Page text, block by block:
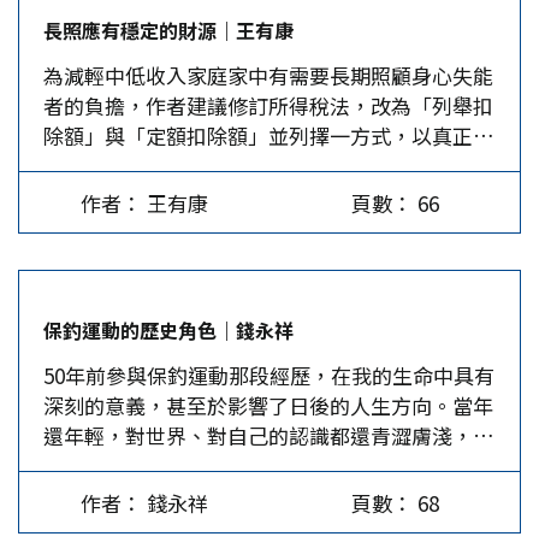
以前的往來常態，但科技戰及製造業強權爭霸的問
題，或許不會再像「川普典範」那麼波詭雲譎幻
動，但會以「智慧財產權屬規則」來對付中國。尤
其，拜登必然不願中國軍方使用任何美國製造的技
術硬體與軟體。…
全球疫情迄今持續蔓延，但稍早之前，由於部分國
家因疫情略為緩和而採取適度解封，讓全球景氣帶
來若干喘氣之空間，將2020年全球經濟成長，從6
月所預估的衰退5.2%，審慎修正至萎縮4.4%。 全
球景氣動向眾說紛紜 不過，許多學者專家指出，
雖過去兩季中國經濟領先全球各國，持續呈現正向
成長，但美國及其他國家經濟至少至2022年時，始
能恢復到疫情之前的產出水準。無獨有偶，11月12
能帶來更嚴重的衝擊。此讓全球景氣是否逐漸好
轉，呈現眾說紛紜。…
長照應有穩定的財源｜王有康
為減輕中低收入家庭家中有需要長期照顧身心失能
者的負擔，作者建議修訂所得稅法，改為「列舉扣
除額」與「定額扣除額」並列擇一方式，以真正落
實租稅公平。 根據國發會統計，台灣已於2018年
成為高齡社會，65歲以上老年人口占總人口比率首
度達到世衛組織「高齡社會」14%的標準。2020年
30.2%，相當於每三個人中就有一位是65歲以上的
老人。 長照財源恐將愈來愈少 老年人口占總人口
的比重愈來愈高，是各國政府必須正視的社會福利
問題。2017年立法部門為了籌措「長照服務法」的
財源，特別修法將遺產稅與贈與稅的最高稅率由
10%調高到20%。同年，政府再將菸品的應課稅
額，由每千支590元調高到每千支1,590元，換算成
零售菸，每包菸消費者必須多付擔20元的「菸
作者： 王有康 頁數： 66
保釣運動的歷史角色｜錢永祥
50年前參與保釣運動那段經歷，在我的生命中具有
深刻的意義，甚至於影響了日後的人生方向。當年
還年輕，對世界、對自己的認識都還青澀膚淺，但
因此那段驚濤駭浪也就格外銘心難忘。50年後我已
進入生命的末期，回顧那段「崢嶸歲月」，心裡的
感受相當複雜，自豪與遺憾兼有之，很難簡單地整
作者： 錢永祥 頁數： 68